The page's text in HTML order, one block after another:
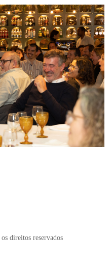
direitos reservados